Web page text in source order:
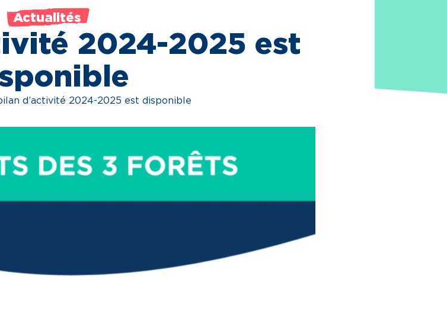
Actualités
2024-2025 est
d’activité 2024-2025 est disponible